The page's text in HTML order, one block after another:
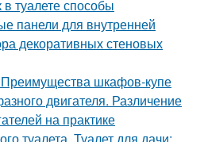
туалете способы
панели для внутренней
декоративных стеновых
шкафов-купе
двигателя. Различение
на практике
туалета. Туалет для дачи: